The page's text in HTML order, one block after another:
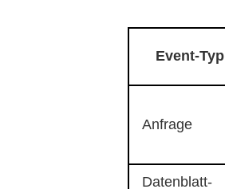
Event-Typ
Anfrage
Datenblatt-